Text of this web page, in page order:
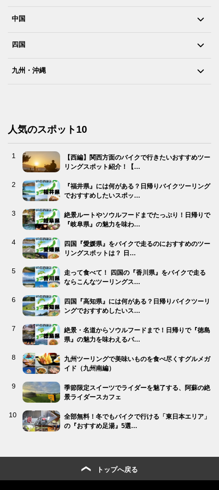
中国
四国
九州・沖縄
人気のスポット10
【西編】関西方面のバイクで行きたいおすすめツー
リングスポット紹介！【…
『福井県』には何がある？日帰りバイクツーリング
でおすすめしたいスポッ…
絶景ルートやソウルフードまでたっぷり！日帰りで
『岐阜県』の魅力を味わ…
四国『愛媛県』をバイクで走るのにおすすめのツー
リングスポットは？ 日…
走って食べて！ 四国の『香川県』をバイクで走る
ならこんなツーリングス…
四国『高知県』には何がある？日帰りバイクツーリ
ングでおすすめしたいス…
絶景・名道からソウルフードまで！日帰りで『徳島
県』の魅力を味わえるバ…
九州ツーリングで美味いものを食べ尽くすグルメガ
イド（九州南編）
季節限定スイーツでライダーを魅了する、阿蘇の絶
景ライダースカフェ
全部無料！冬でもバイクで行ける「東日本エリア」
の『おすすめ足湯』5選…
トップへ戻る